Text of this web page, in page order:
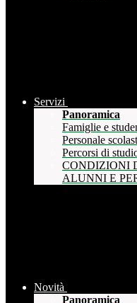
Servizi
Panoramica
Famiglie e
Personale
Percorsi di
CONDIZIONI
ALUNNI E
Novità
Panoramica